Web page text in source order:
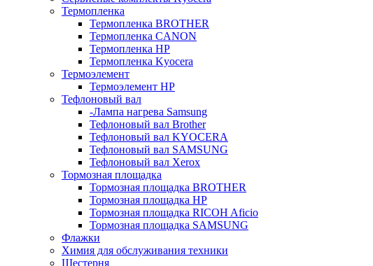
Термопленка
Термопленка BROTHER
Термопленка CANON
Термопленка HP
Термопленка Kyocera
Термоэлемент
Термоэлемент НР
Тефлоновый вал
-Лампа нагрева Samsung
Тефлоновый вал Brother
Тефлоновый вал KYOCERA
Тефлоновый вал SAMSUNG
Тефлоновый вал Xerox
Тормозная площадка
Тормозная площадка BROTHER
Тормозная площадка HP
Тормозная площадка RICOH Aficio
Тормозная площадка SAMSUNG
Флажки
Химия для обслуживания техники
Шестерня